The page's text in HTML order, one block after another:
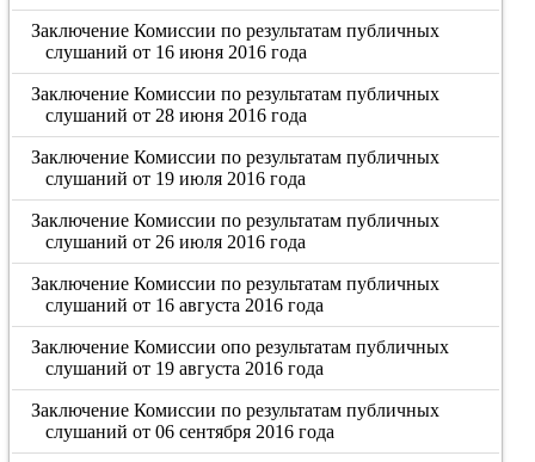
Заключение Комиссии по результатам публичных
слушаний от 16 июня 2016 года
Заключение Комиссии по результатам публичных
слушаний от 28 июня 2016 года
Заключение Комиссии по результатам публичных
слушаний от 19 июля 2016 года
Заключение Комиссии по результатам публичных
слушаний от 26 июля 2016 года
Заключение Комиссии по результатам публичных
слушаний от 16 августа 2016 года
Заключение Комиссии опо результатам публичных
слушаний от 19 августа 2016 года
Заключение Комиссии по результатам публичных
слушаний от 06 сентября 2016 года